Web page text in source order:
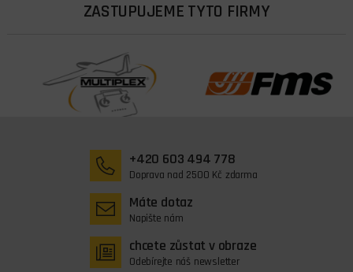
ZASTUPUJEME TYTO FIRMY
+420 603 494 778
Doprava nad 2500 Kč zdarma
Máte dotaz
Napište nám
chcete zůstat v obraze
Odebírejte náš newsletter